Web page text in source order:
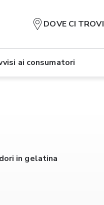
DOVE CI TROVI
ai consumatori
in gelatina